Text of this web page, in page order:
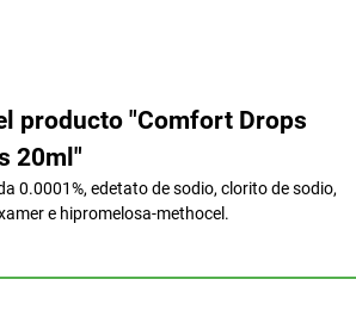
producto "Comfort Drops
20ml"
0.0001%, edetato de sodio, clorito de sodio,
e hipromelosa-methocel.